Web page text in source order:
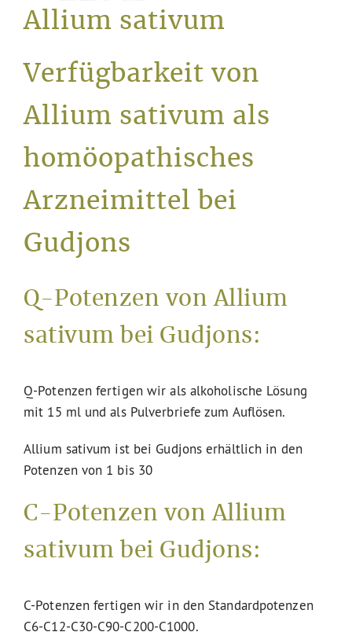
Service
Allium sativum
Verfügbarkeit von
Allium sativum als
homöopathisches
Arzneimittel bei
Gudjons
Q-Potenzen von Allium
sativum bei Gudjons:
Q-Potenzen fertigen wir als alkoholische Lösung
mit 15 ml und als Pulverbriefe zum Auflösen.
Allium sativum ist bei Gudjons erhältlich in den
Potenzen von 1 bis 30
C-Potenzen von Allium
sativum bei Gudjons:
C-Potenzen fertigen wir in den Standardpotenzen
C6-C12-C30-C90-C200-C1000.